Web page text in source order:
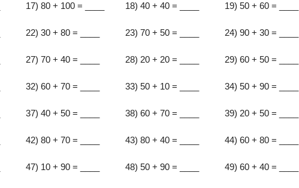
17) 80 + 100 = ____ 18) 40 + 40 = ____ 19) 50 + 60 = ____
22) 30 + 80 = ____ 23) 70 + 50 = ____ 24) 90 + 30 = ____
27) 70 + 40 = ____ 28) 20 + 20 = ____ 29) 60 + 50 = ____
32) 60 + 70 = ____ 33) 50 + 10 = ____ 34) 50 + 90 = ____
37) 40 + 50 = ____ 38) 60 + 70 = ____ 39) 20 + 50 = ____
42) 80 + 70 = ____ 43) 80 + 40 = ____ 44) 60 + 80 = ____
47) 10 + 90 = ____ 48) 50 + 90 = ____ 49) 60 + 40 = ____